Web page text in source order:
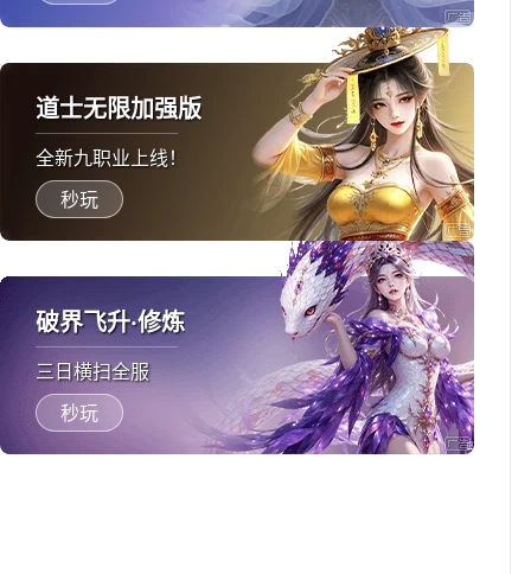
道士无限加强版
全新九职业上线！
秒玩
破界飞升·修炼
三日横扫全服
秒玩